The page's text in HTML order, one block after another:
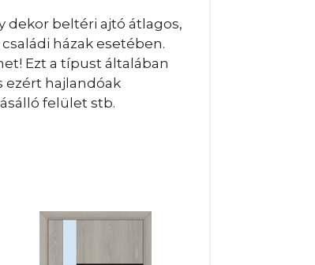
dekor beltéri ajtó átlagos,
házak esetében.
Ezt a típust általában
ezért hajlandóak
felület stb.